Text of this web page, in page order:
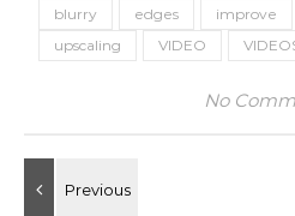
blurry edges improve
upscaling
VIDEO
No